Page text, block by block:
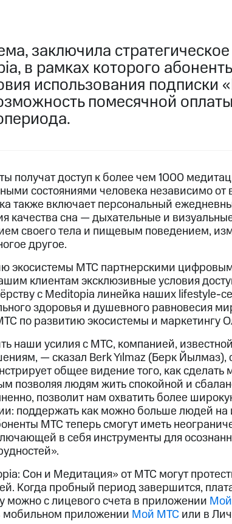
заключила
в рамках которого
использования подписки
помесячной
получат доступ к более чем 1000
состояниями человека независимо от
также включает персональный
качества сна — дыхательные и
своего тела и пищевым поведением,
другое.
экосистемы МТС партнерскими
клиентам эксклюзивные условия
с Meditopia линейка наших lifestyle-
здоровья и душевного равновесия
по развитию экосистемы и маркетингу
наши усилия с МТС, компанией,
— сказал Berk Yılmaz (Берк Йылмаз),
общее видение того, как сделать
позволяя людям жить спокойной и
позволит нам охватить более
поддержать как можно больше людей
МТС теперь смогут иметь
в себя инструменты для
Сон и Медитация» от МТС могут
Когда пробный период завершится,
можно с лицевого счета в приложении
мобильном приложении Мой МТС или в